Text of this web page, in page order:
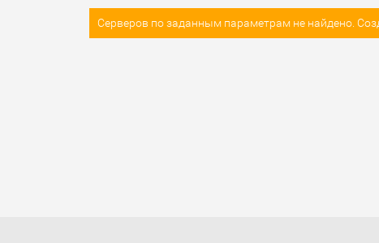
Серверов по заданным параметрам не найдено.